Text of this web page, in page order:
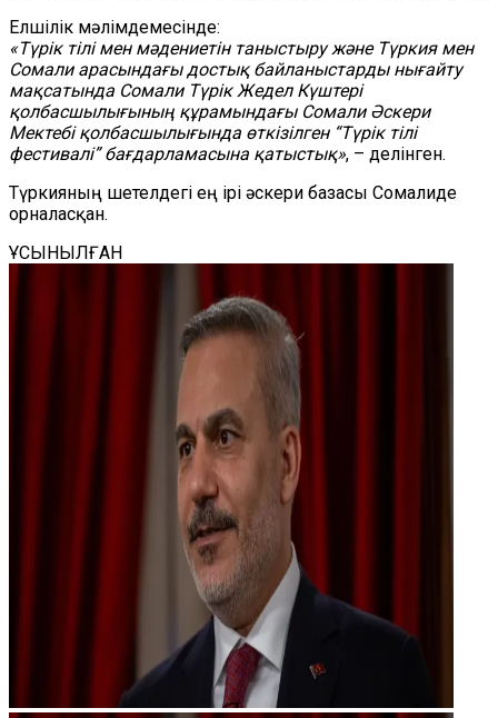
Елшілік мәлімдемесінде:
«Түрік тілі мен мәдениетін таныстыру және Түркия мен
Сомали арасындағы достық байланыстарды нығайту
мақсатында Сомали Түрік Жедел Күштері
қолбасшылығының құрамындағы Сомали Әскери
Мектебі қолбасшылығында өткізілген “Түрік тілі
фестивалі” бағдарламасына қатыстық», – делінген.
Түркияның шетелдегі ең ірі әскери базасы Сомалиде
орналасқан.
ҰСЫНЫЛҒАН